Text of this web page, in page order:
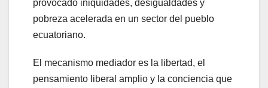
provocado iniquidades, desigualdades y
pobreza acelerada en un sector del pueblo
ecuatoriano.
El mecanismo mediador es la libertad, el
pensamiento liberal amplio y la conciencia que